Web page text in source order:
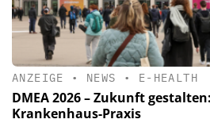
ANZEIGE • NEWS • E-HEALTH
DMEA 2026 – Zukunft
Krankenhaus-Praxis